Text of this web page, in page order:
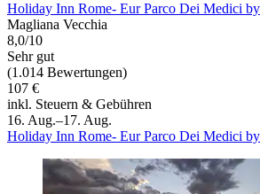
Holiday Inn Rome- Eur Parco Dei Medici
Magliana Vecchia
8,0/10
Sehr gut
(1.014 Bewertungen)
107 €
inkl. Steuern & Gebühren
16. Aug.–17. Aug.
Holiday Inn Rome- Eur Parco Dei Medici